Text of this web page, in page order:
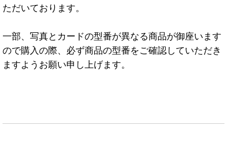
ただいております。
一部、写真とカードの型番が異なる商品が御座います
ので購入の際、必ず商品の型番をご確認していただき
ますようお願い申し上げます。